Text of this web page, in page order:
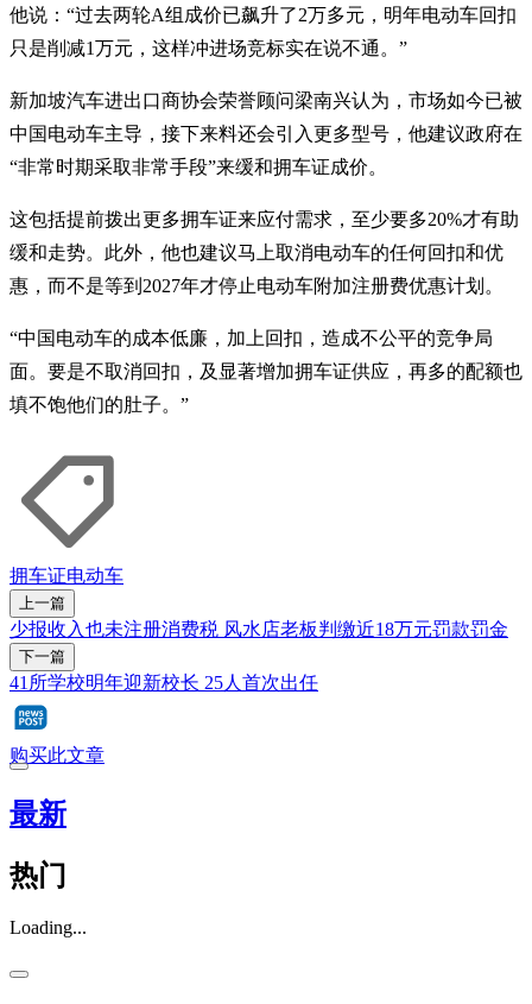
他说：“过去两轮A组成价已飙升了2万多元，明年电动车回扣
只是削减1万元，这样冲进场竞标实在说不通。”
新加坡汽车进出口商协会荣誉顾问梁南兴认为，市场如今已被
中国电动车主导，接下来料还会引入更多型号，他建议政府在
“非常时期采取非常手段”来缓和拥车证成价。
这包括提前拨出更多拥车证来应付需求，至少要多20%才有助
缓和走势。此外，他也建议马上取消电动车的任何回扣和优
惠，而不是等到2027年才停止电动车附加注册费优惠计划。
“中国电动车的成本低廉，加上回扣，造成不公平的竞争局
面。要是不取消回扣，及显著增加拥车证供应，再多的配额也
填不饱他们的肚子。”
拥车证电动车
上一篇
少报收入也未注册消费税 风水店老板判缴近18万元罚款罚金
下一篇
41所学校明年迎新校长 25人首次出任
购买此文章
最新
热门
Loading...